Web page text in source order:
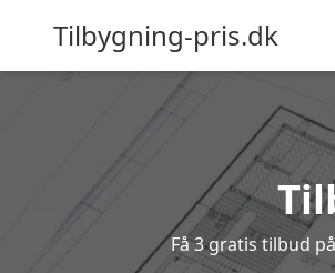
Tilbygning-pris.dk
Få 3 gratis tilbud